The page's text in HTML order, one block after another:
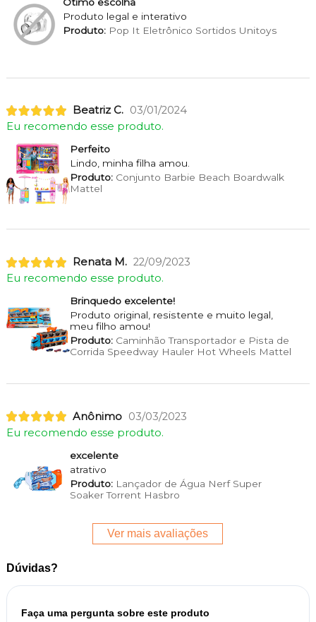
Produto legal e interativo
Produto:Pop It Eletrônico Sortidos Unitoys
Beatriz C. 03/01/2024
Eu recomendo esse produto.
Perfeito
Lindo, minha filha amou.
Produto:Conjunto Barbie Beach Boardwalk
Mattel
Renata M. 22/09/2023
Eu recomendo esse produto.
Brinquedo excelente!
Produto original, resistente e muito legal,
meu filho amou!
Produto:Caminhão Transportador e Pista de
Corrida Speedway Hauler Hot Wheels Mattel
Anônimo 03/03/2023
Eu recomendo esse produto.
excelente
atrativo
Produto:Lançador de Água Nerf Super
Soaker Torrent Hasbro
Ver mais avaliações
Dúvidas?
Faça uma pergunta sobre este produto